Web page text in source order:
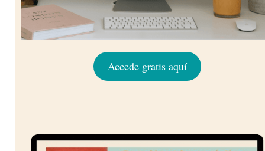
Accede gratis aquí